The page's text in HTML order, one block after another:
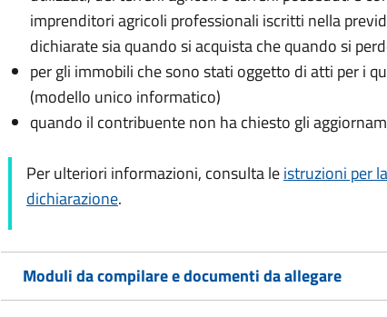
imprenditori agricoli professionali iscritti nella
dichiarate sia quando si acquista che quando si
per gli immobili che sono stati oggetto di atti per i
(modello unico informatico)
quando il contribuente non ha chiesto gli
Per ulteriori informazioni, consulta leistruzioni per
dichiarazione.
Moduli da compilare e documenti da allegare